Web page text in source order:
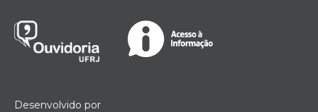
Desenvolvido por